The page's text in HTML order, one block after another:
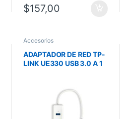
$157,00
Accesorios
ADAPTADOR DE RED TP-
LINK UE330 USB 3.0 A 1
PUERTOS USB